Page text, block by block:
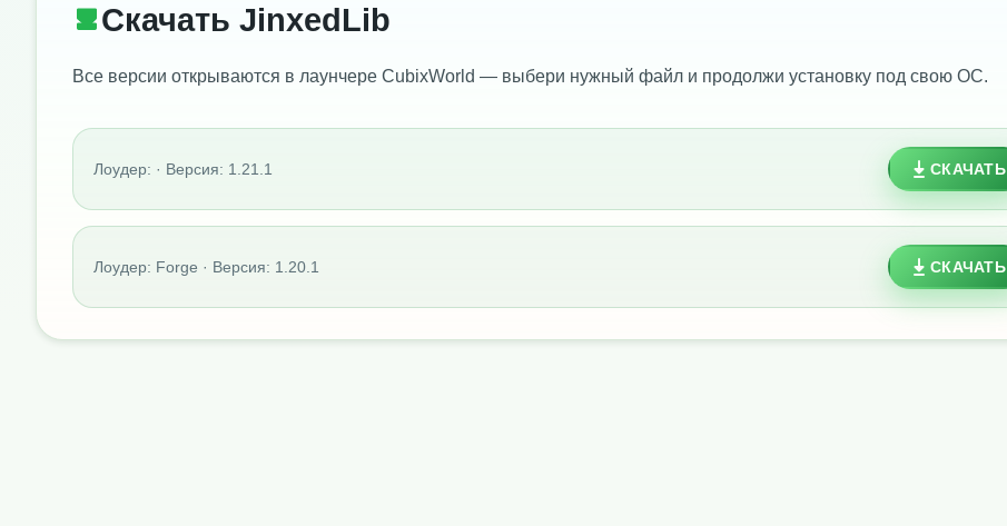
Скачать JinxedLib
Все версии открываются в лаунчере CubixWorld — выбери нужный файл и продолжи установку под свою ОС.
Лоудер: · Версия: 1.21.1 СКАЧАТЬ
Лоудер: Forge · Версия: 1.20.1 СКАЧАТЬ